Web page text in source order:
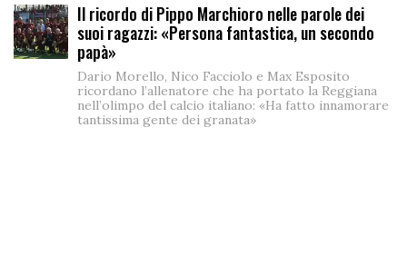
Il ricordo di Pippo Marchioro nelle parole dei
suoi ragazzi: «Persona fantastica, un secondo
papà»
Dario Morello, Nico Facciolo e Max Esposito
ricordano l’allenatore che ha portato la Reggiana
nell’olimpo del calcio italiano: «Ha fatto innamorare
tantissima gente dei granata»